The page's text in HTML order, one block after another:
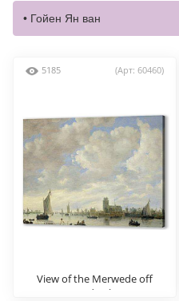
5185 (Арт: 60460)
View of the Merwede off
Dordrecht